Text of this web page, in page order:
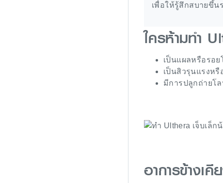
เพื่อให้รู้สึกสบายขึ้น
ใครห้ามทำ
เป็นแผลหรือรอ
เป็นสิวรุนแรงหรื
มีการปลูกถ่ายโ
อาการข้างเ